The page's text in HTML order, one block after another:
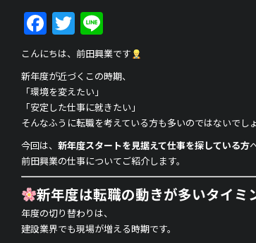
F
a
c
e
b
o
o
k
T
w
itt
er
n
e
こんにちは、前田興業です
新年度が近づくこの時期、
「環境を変えたい」
「安定した仕事に就きたい」
そんなふうに転職を考えている方も多いのではないでしょ
今回は、 新年度スタートを見据えて仕事を探している方
前田興業の仕事についてご紹介します。
新年度は転職の動きが多いタイミ
年度の切り替わりは、
建設業界でも現場が増える時期です。